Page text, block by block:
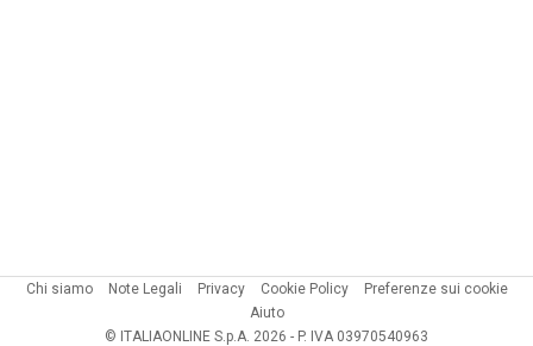
Chi siamo Note Legali Privacy Cookie Policy
Preferenze sui cookie
Aiuto
© ITALIAONLINE S.p.A. 2026 - P. IVA 03970540963